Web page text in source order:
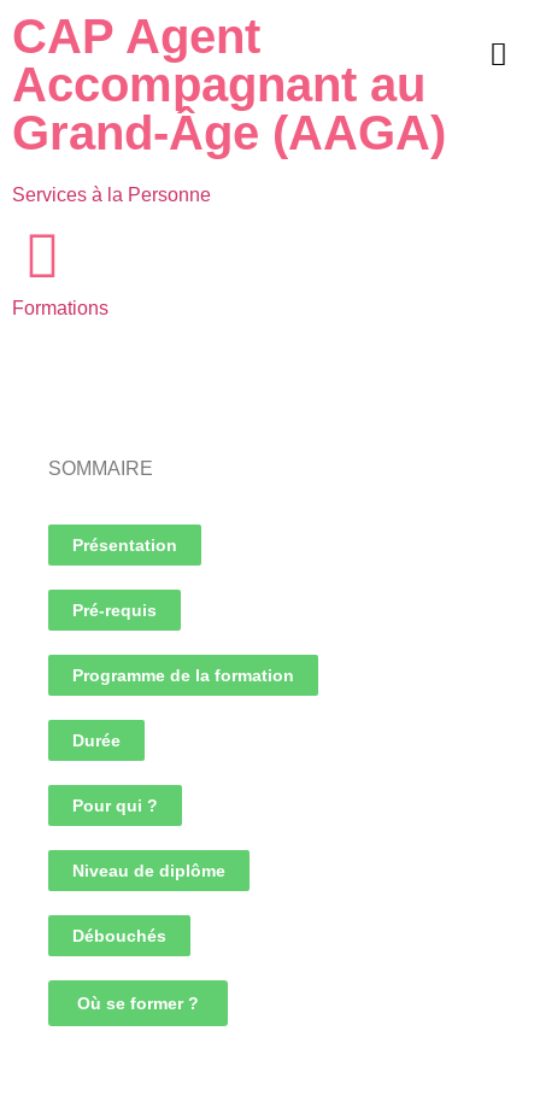
CAP Agent
Accompagnant au
Grand-Âge (AAGA)
Services à la Personne
Formations
SOMMAIRE
Présentation
Pré-requis
Programme de la formation
Durée
Pour qui ?
Niveau de diplôme
Débouchés
Où se former ?